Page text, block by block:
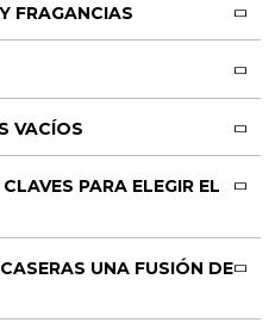
FRAGANCIAS
VACÍOS
PARA ELEGIR EL
UNA FUSIÓN DE